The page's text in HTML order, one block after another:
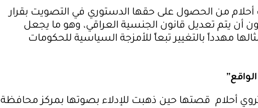
أحلام من الحصول على حقها الدستوري في التصويت بقرار
أن يتم تعديل قانون الجنسية العراقي، وهو ما يجعل
مهدداً بالتغيير تبعاًَ للأمزجة السياسية للحكومات
تروي أحلام قصتها حين ذهبت للإدلاء بصوتها بمركز محافظة